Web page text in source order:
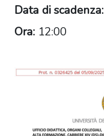
Data di scadenza:
Ora: 12:00